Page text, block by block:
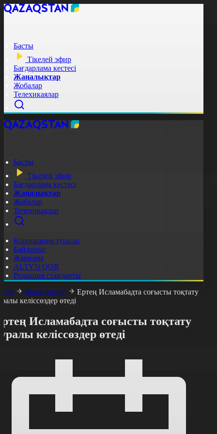
Басты
Тікелей эфир
Бағдарлама кестесі
Жаңалықтар
Жобалар
Телехикаялар
Басты
Тікелей эфир
Бағдарлама кестесі
Жаңалықтар
Жобалар
Телехикаялар
Корпорация туралы
Байланыс
Жарнама
ALTYN QOR
Редакция стандарты
Жаңалықтар
Ертең Исламабадта соғысты тоқтату
келіссөздер өтеді
Исламабадта соғысты тоқтату
келіссөздер өтеді